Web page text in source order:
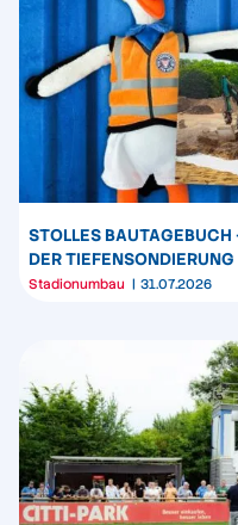
STOLLES
DER TIEFENSONDIERUNG
Stadionumbau 31.07.2026